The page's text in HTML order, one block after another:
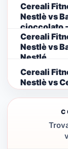
Cereali
Nestlè vs
cioccolato
Cereali
Nestlè vs
Nestlé
Cereali
Nestlè vs